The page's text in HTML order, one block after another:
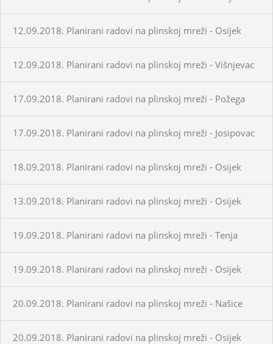
12.09.2018. Planirani radovi na plinskoj mreži - Osijek
12.09.2018. Planirani radovi na plinskoj mreži - Višnjevac
17.09.2018. Planirani radovi na plinskoj mreži - Požega
17.09.2018. Planirani radovi na plinskoj mreži - Josipovac
18.09.2018. Planirani radovi na plinskoj mreži - Osijek
13.09.2018. Planirani radovi na plinskoj mreži - Osijek
19.09.2018. Planirani radovi na plinskoj mreži - Tenja
19.09.2018. Planirani radovi na plinskoj mreži - Osijek
20.09.2018. Planirani radovi na plinskoj mreži - Našice
20.09.2018. Planirani radovi na plinskoj mreži - Osijek